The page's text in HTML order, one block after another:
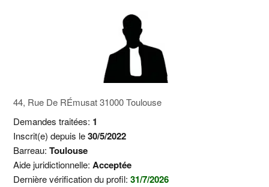
44, Rue De RÉmusat 31000 Toulouse
Demandes traitées: 1
Inscrit(e) depuis le30/5/2022
Barreau:Toulouse
Aide juridictionnelle:Acceptée
Dernière vérification du profil:31/7/2026